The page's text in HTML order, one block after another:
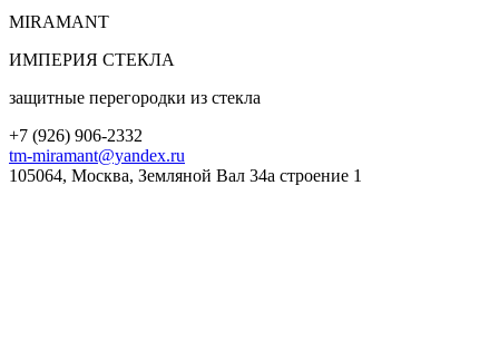
MIRAMANT
ИМПЕРИЯ СТЕКЛА
защитные перегородки из стекла
+7 (926) 906-2332
tm-miramant@yandex.ru
105064, Москва, Земляной Вал 34а строение 1